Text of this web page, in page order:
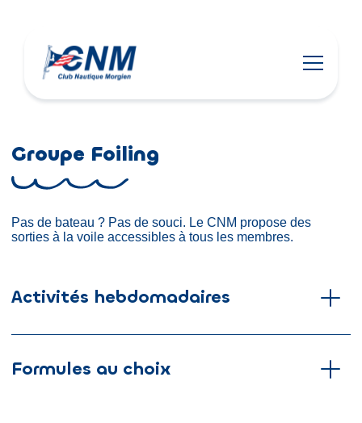
Groupe Foiling
Pas de bateau ? Pas de souci. Le CNM propose des
sorties à la voile accessibles à tous les membres.
Activités hebdomadaires
sorties à la voile accessibles à tous les membres.
Formules au choix